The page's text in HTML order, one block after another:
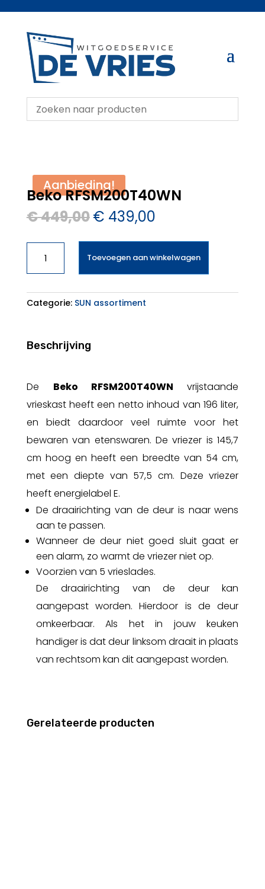
Aanbieding!
Beko RFSM200T40WN
€449,00Oorspronkelijke
was:
€ 449,00.
€ 439,00Huidige
is:
€ 439,00.
RFSM200T40WN
aantal
Toevoegen aan winkelwagen
Categorie: SUN assortiment
Beschrijving
De Beko RFSM200T40WNvrijstaande
vrieskast heeft een netto inhoud van 196 liter,
en biedt daardoor veel ruimte voor het
bewaren van etenswaren. De vriezer is 145,7
cm hoog en heeft een breedte van 54 cm,
met een diepte van 57,5 cm. Deze vriezer
heeft energielabel E.
De draairichting van de deur is naar wens
aan te passen.
Wanneer de deur niet goed sluit gaat er
een alarm, zo warmt de vriezer niet op.
Voorzien van 5 vrieslades.
De draairichting van de deur kan
aangepast worden. Hierdoor is de deur
omkeerbaar. Als het in jouw keuken
handiger is dat deur linksom draait in plaats
van rechtsom kan dit aangepast worden.
Gerelateerde producten